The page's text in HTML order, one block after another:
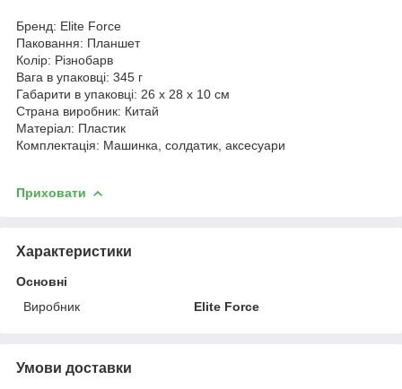
Бренд: Elite Force
Паковання: Планшет
Колір: Різнобарв
Вага в упаковці: 345 г
Габарити в упаковці: 26 x 28 x 10 см
Страна виробник: Китай
Матеріал: Пластик
Комплектація: Машинка, солдатик, аксесуари
Приховати
Характеристики
Основні
Виробник
Elite Force
Умови доставки